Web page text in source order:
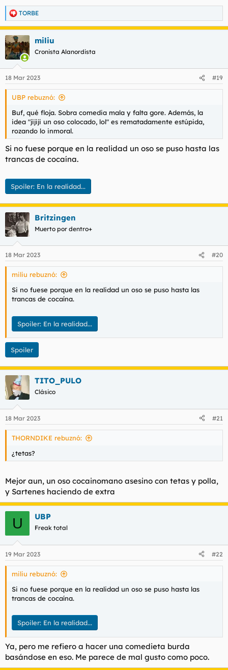
R
e
a
c
c
i
e
s
TORBE
miliu
Cronista Alanordista
18 Mar 2023 #19
UBP rebuznó:
Buf, qué floja. Sobra comedia mala y falta gore. Además, la
idea "jijiji un oso colocado, lol" es rematadamente estúpida,
rozando lo inmoral.
Si no fuese porque en la realidad un oso se puso hasta las
trancas de cocaína.
Spoiler: En la realidad...
Britzingen
Muerto por dentro+
18 Mar 2023 #20
miliu rebuznó:
Si no fuese porque en la realidad un oso se puso hasta las
trancas de cocaína.
Spoiler: En la realidad...
Spoiler
TITO_PULO
Clásico
18 Mar 2023 #21
THORNDIKE rebuznó:
¿tetas?
Mejor aun, un oso cocainomano asesino con tetas y polla,
y Sartenes haciendo de extra
U UBP
Freak total
19 Mar 2023 #22
miliu rebuznó:
Si no fuese porque en la realidad un oso se puso hasta las
trancas de cocaína.
Spoiler: En la realidad...
Ya, pero me refiero a hacer una comedieta burda
basándose en eso. Me parece de mal gusto como poco.